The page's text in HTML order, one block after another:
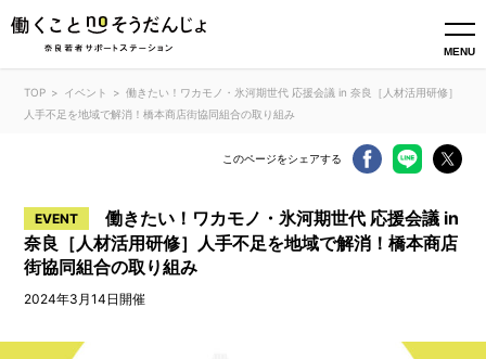
MENU
TOP イベント
働きたい！ワカモノ・氷河期世代 応援会議 in 奈良［人材活用研修］
人手不足を地域で解消！橋本商店街協同組合の取り組み
このページをシェアする
EVENT
働きたい！ワカモノ・氷河期世代 応援会議 in
奈良［人材活用研修］人手不足を地域で解消！橋本商店
街協同組合の取り組み
2024年3月14日開催